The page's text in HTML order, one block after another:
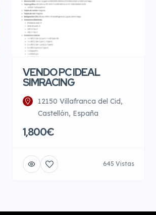
VENDO PC IDEAL
SIMRACING
12150 Villafranca del Cid,
Castellón, España
1,800€
645 Vistas